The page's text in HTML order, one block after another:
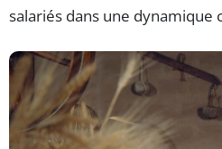
salariés dans une dynamique